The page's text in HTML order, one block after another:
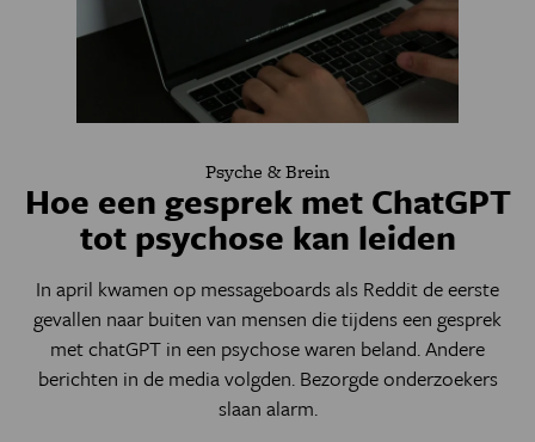
Psyche & Brein
Hoe een gesprek met ChatGPT
tot psychose kan leiden
In april kwamen op messageboards als Reddit de eerste
gevallen naar buiten van mensen die tijdens een gesprek
met chatGPT in een psychose waren beland. Andere
berichten in de media volgden. Bezorgde onderzoekers
slaan alarm.